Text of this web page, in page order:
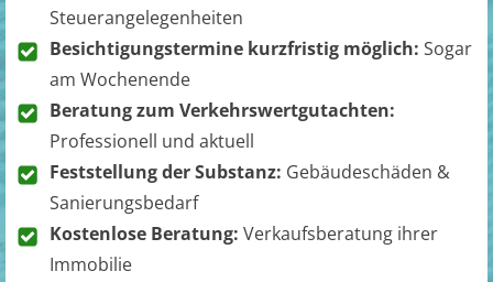
Steuerangelegenheiten
Besichtigungstermine kurzfristig möglich: Sogar
am Wochenende
Beratung zum Verkehrswertgutachten:
Professionell und aktuell
Feststellung der Substanz: Gebäudeschäden &
Sanierungsbedarf
Kostenlose Beratung: Verkaufsberatung ihrer
Immobilie